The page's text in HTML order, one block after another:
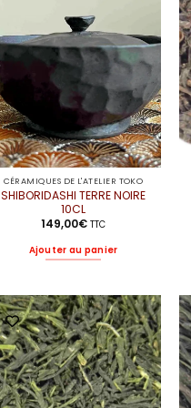
CÉRAMIQUES DE L'ATELIER TOKO
SHIBORIDASHI TERRE NOIRE
10CL
149,00€ TTC
Ajouter au panier